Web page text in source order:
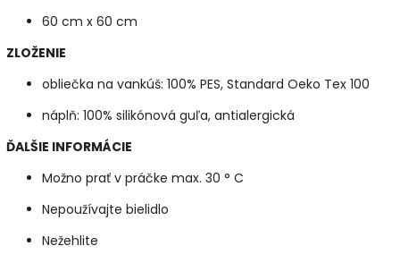
60 cm x 60 cm
ZLOŽENIE
obliečka na vankúš: 100% PES, Standard Oeko Tex 100
náplň: 100% silikónová guľa, antialergická
ĎALŠIE INFORMÁCIE
Možno prať v práčke max. 30 ° C
Nepoužívajte bielidlo
Nežehlite